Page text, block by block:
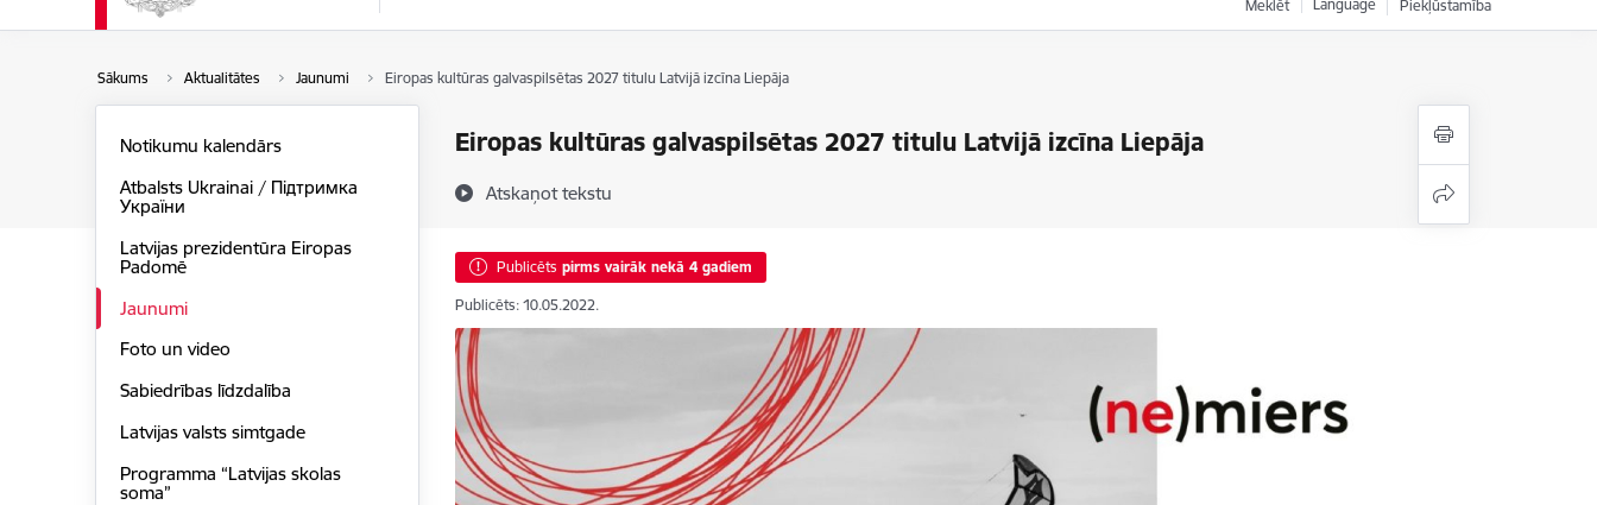
Meklēt Language Piekļūstamība
Sākums Aktualitātes Jaunumi Eiropas kultūras galvaspilsētas 2027 titulu Latvijā izcīna Liepāja
Eiropas kultūras galvaspilsētas 2027 titulu Latvijā izcīna Liepāja
Atskaņot tekstu
Notikumu kalendārs
Atbalsts Ukrainai / Підтримка
України
Latvijas prezidentūra Eiropas
Padomē
Jaunumi
Foto un video
Sabiedrības līdzdalība
Latvijas valsts simtgade
Programma “Latvijas skolas
soma”
Publicēts pirms vairāk nekā 4 gadiem
Publicēts: 10.05.2022.